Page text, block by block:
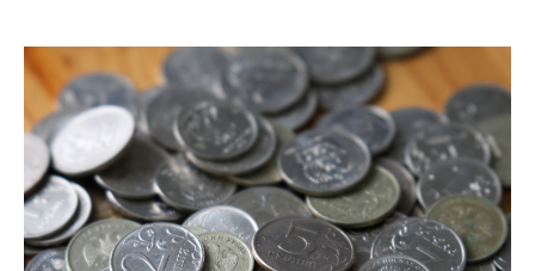
ВУЗЫ ТАТАРСТАНА
КОМУ ПРИНАДЛЕЖАТ
ТОРГОВЫЕ ЦЕНТРЫ
ТАТАРСТАНА
БАНКИ
БЮДЖЕТ
ИНВЕСТИЦИИ
АГРОПРОМ
МАШИНОСТРОЕНИЕ
НЕФТЕХИМИЯ
НЕФТЬ
НОВОСТИ НЕДВИЖИМОСТИ
АВТО
НОВОСТИ АВТО
БИЗНЕС
НОВОСТИ БИЗНЕСА
РОЗНИЧНАЯ ТОРГОВЛЯ
ТЕХНОЛОГИИ
НОВОСТИ ТЕХНОЛОГИЙ
МЕРОПРИЯТИЯ